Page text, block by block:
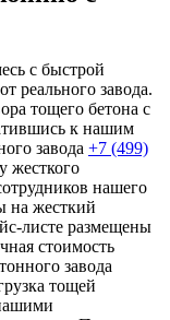
с быстрой
реального завода.
тощего бетона с
к нашим
завода +7 (499)
жесткого
нашего
на жесткий
листе размещены
стоимость
завода
тощей